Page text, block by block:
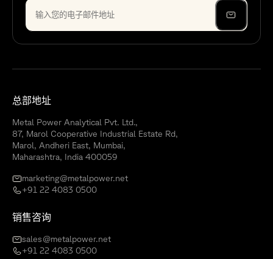
总部地址
Metal Power Analytical Pvt. Ltd.,
87, Marol Cooperative Industrial Estate Rd,
Marol, Andheri East, Mumbai,
Maharashtra, India 400059
marketing@metalpower.net
+91 22 4083 0500
销售咨询
sales@metalpower.net
+91 22 4083 0500